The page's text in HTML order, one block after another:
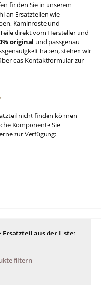
finden Sie in unserem
an Ersatzteilen wie
Kaminroste und
direkt vom Hersteller und
original und passgenau
haben, stehen wir
das Kontaktformular zur
nicht finden können
Komponente Sie
zur Verfügung:
Ersatzteil aus der Liste:
filtern